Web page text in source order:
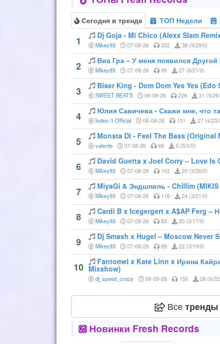
Сегодня в тренде 7 ТОП Недели 30
1 Dj Goja - Mi Chico (Alexx Slam
Mikey93 07-08-26 222 38 (9/29/0)
2 Виа Гра – У меня появился Другой
Mikey93 07-08-26 95 27 (6/21/0)
3 Biser King - Dom Dom Yes Yes (Edo
SWEET BEATS 06-08-26 226 31 (5/
4 Юлия Савичева - Скажи мне, что
Index-1 Official 06-08-26 131 27 (4/23/
5 Monsta Di - Feel The Bass (Original
valente 07-08-26 68 5 (5/0/0)
6 David Guetta x Joel Corry – Love Is
Mikey93 07-08-26 102 29 (3/26/0)
7 MiyaGi & Эндшпиль - Chillim
Mikey93 07-08-26 116 24 (3/21/0)
8 Cardi B x Icegergert x A$AP Ferg –
Mikey93 07-08-26 83 20 (3/17/0)
9 Dj Smash x Hugel – Moscow Never
Mikey93 07-08-26 89 22 (3/19/0)
10 Fantomel x Kate Linn x Ирина
Mixshow)
dj_speed_crazy 06-08-26 155 28 (6/
Все
Новинки Fresh Records